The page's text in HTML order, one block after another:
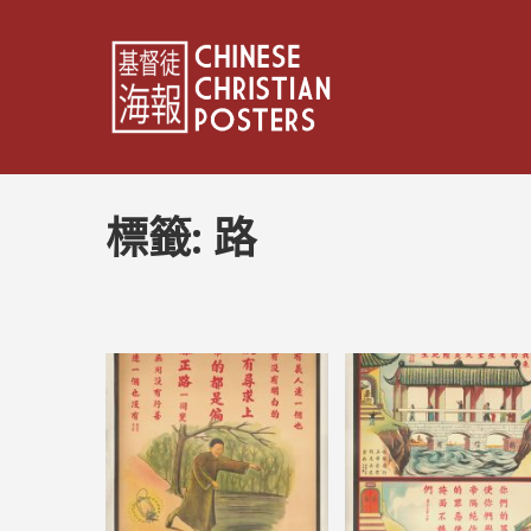
標籤: 路